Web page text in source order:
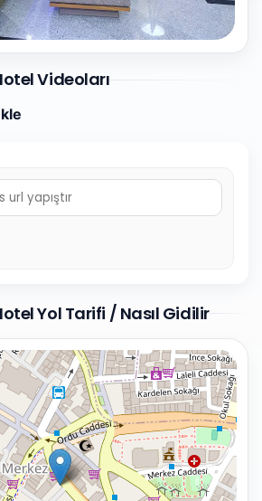
Videoları
Yol Tarifi / Nasıl Gidilir